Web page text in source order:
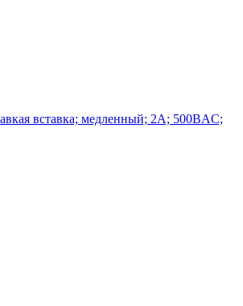
вставка; медленный; 2А; 500ВAC;